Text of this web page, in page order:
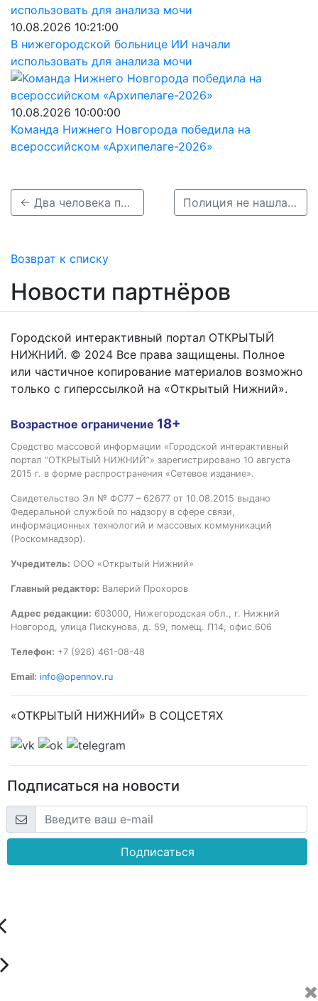
10.08.2026 10:21:00
В нижегородской больнице ИИ начали
использовать для анализа мочи
10.08.2026 10:00:00
Команда Нижнего Новгорода победила на
всероссийском «Архипелаге-2026»
← Два человека пострадали в ДТП с иномаркой и трактором в Городецком районе Полиция не нашла алкоголя в крови у врезавшейся в столб нижегородки на «Мерседесе» →
Возврат к списку
Новости партнёров
Городской интерактивный портал ОТКРЫТЫЙ
НИЖНИЙ. © 2024 Все права защищены. Полное
или частичное копирование материалов возможно
только с гиперссылкой на «Открытый Нижний».
Возрастное ограничение 18+
Средство массовой информации «Городской интерактивный
портал “ОТКРЫТЫЙ НИЖНИЙ”» зарегистрировано 10 августа
2015 г. в форме распространения «Сетевое издание».
Свидетельство Эл № ФС77 – 62677 от 10.08.2015 выдано
Федеральной службой по надзору в сфере связи,
информационных технологий и массовых коммуникаций
(Роскомнадзор).
Учредитель: ООО «Открытый Нижний»
Главный редактор: Валерий Прохоров
Адрес редакции: 603000, Нижегородская обл., г. Нижний
Новгород, улица Пискунова, д. 59, помещ. П14, офис 606
Телефон: +7 (926) 461-08-48
Email: info@opennov.ru
«ОТКРЫТЫЙ НИЖНИЙ» В СОЦСЕТЯХ
Подписаться на новости
Подписаться